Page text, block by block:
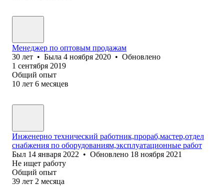
Менеджер по оптовым продажам
30 лет • Была 4 ноября 2020 • Обновлено
1 сентября 2019
Общий опыт
10 лет 6 месяцев
Инженерно технический работник,прораб,мастер,отдел
снабжения по оборудованиям,эксплуатационные работ
Был 14 января 2022 • Обновлено 18 ноября 2021
Не ищет работу
Общий опыт
39 лет 2 месяца